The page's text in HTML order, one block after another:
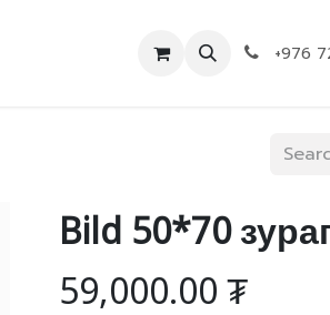
+976
Bild 50*70
59,000.00₮